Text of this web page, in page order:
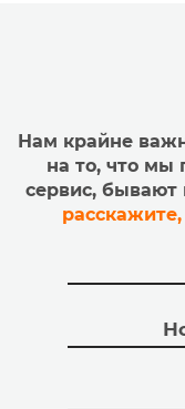
Нам крайне
на то, что мы
сервис,